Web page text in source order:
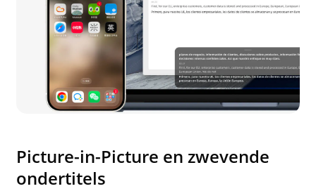
Picture-in-Picture en zwevende
ondertitels